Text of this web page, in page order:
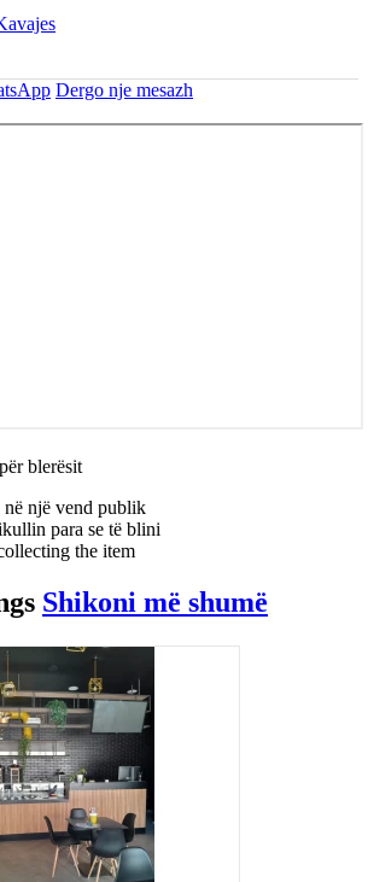
Dergo nje mesazh
blerësit
në një vend publik
para se të blini
the item
Shikoni më shumë